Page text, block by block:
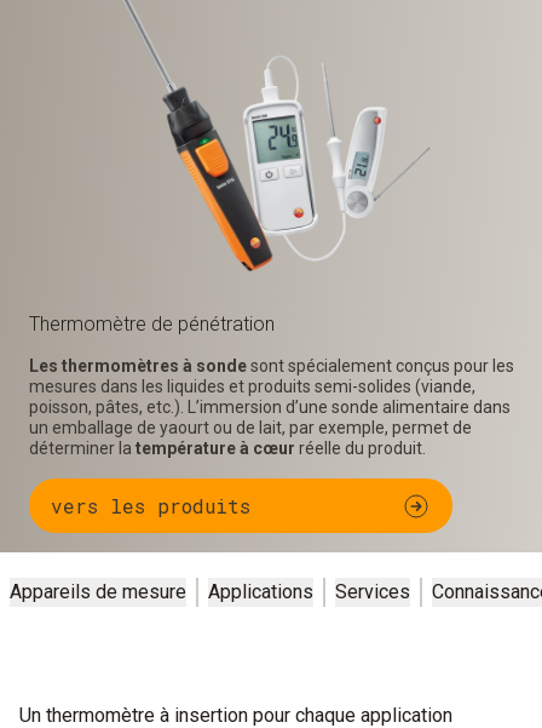
Thermomètre de pénétration
Les thermomètres à sondesont spécialement conçus pour les
mesures dans les liquides et produits semi-solides (viande,
poisson, pâtes, etc.). L’immersion d’une sonde alimentaire dans
un emballage de yaourt ou de lait, par exemple, permet de
déterminer la température à cœur réelle du produit.
vers les produits
Appareils de mesure Applications Services
Un thermomètre à insertion pour chaque application